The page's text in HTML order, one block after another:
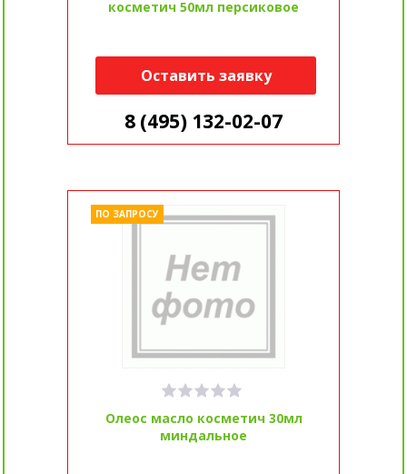
косметич 50мл персиковое
Оставить заявку
8 (495) 132-02-07
Олеос масло косметич 30мл
миндальное
ПО ЗАПРОСУ